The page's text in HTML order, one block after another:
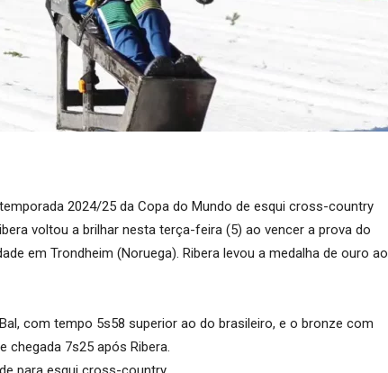
2024/25 da Copa do Mundo de esqui cross-country
voltou a brilhar nesta terça-feira (5) ao vencer a prova do
em Trondheim (Noruega). Ribera levou a medalha de ouro ao
com tempo 5s58 superior ao do brasileiro, e o bronze com
chegada 7s25 após Ribera.